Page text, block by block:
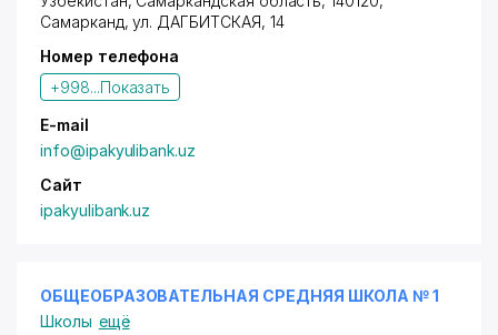
Самарканд,ул. ДАГБИТСКАЯ, 14
Номер телефона
+998...Показать
E-mail
info@ipakyulibank.uz
Сайт
ipakyulibank.uz
ОБЩЕОБРАЗОВАТЕЛЬНАЯ СРЕДНЯЯ ШКОЛА № 1
Школы ещё